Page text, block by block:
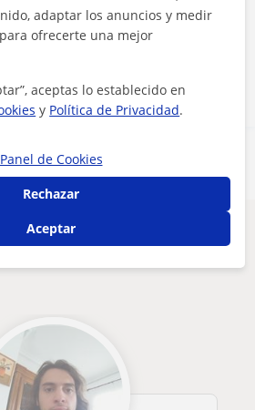
de Primaria en Ourense
adaptar los anuncios y medir
ofrecerte una mejor
aceptas lo establecido en
y Política de Privacidad.
Panel de Cookies
Rechazar
Aceptar